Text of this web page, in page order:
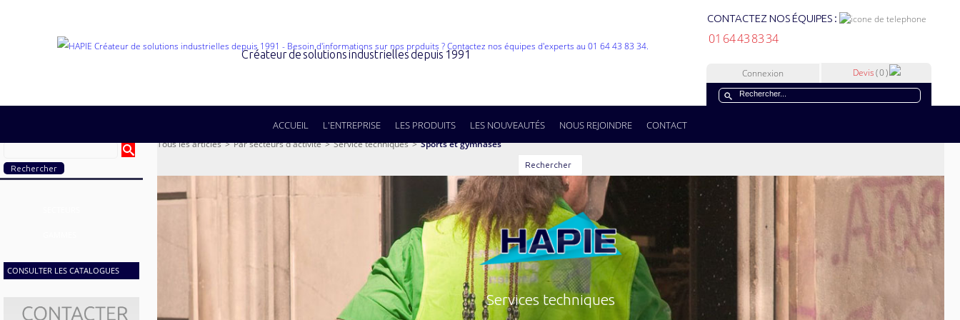
Créateur de solutions industrielles depuis 1991
CONTACTEZ NOS ÉQUIPES :
01 64 43 83 34
Connexion Devis( 0 )
ACCUEIL L'ENTREPRISE LES PRODUITS LES NOUVEAUTÉS NOUS REJOINDRE CONTACT
CONSULTER LES CATALOGUES
Tous les articles > Par secteurs d'activité > Service techniques > Sports et gymnases
Rechercher
Services techniques